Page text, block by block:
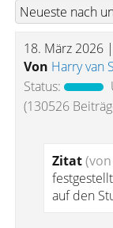
18. März 2026
Von Harry van
Status:
(130526
Zitat
auf den